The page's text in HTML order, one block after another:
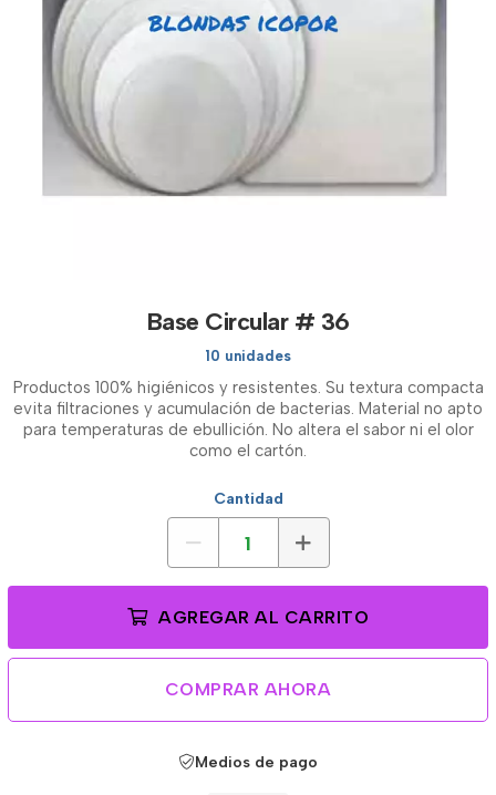
Base Circular # 36
10 unidades
Productos 100% higiénicos y resistentes. Su textura compacta
evita filtraciones y acumulación de bacterias. Material no apto
para temperaturas de ebullición. No altera el sabor ni el olor
como el cartón.
Cantidad
AGREGAR AL CARRITO
COMPRAR AHORA
Medios de pago